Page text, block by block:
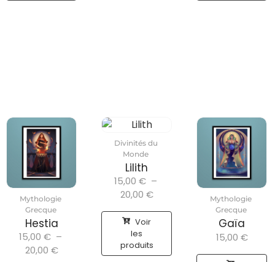
Mythologie
Grecque
Hestia
15,00 € –
20,00 €
Divinités du
Monde
Lilith
15,00 € –
20,00 €
Voir
les
produits
Mythologie
Grecque
Gaïa
15,00 €